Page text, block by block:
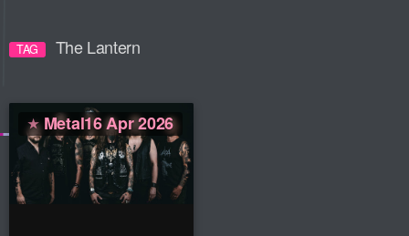
TAG The Lantern
Metal16 Apr 2026